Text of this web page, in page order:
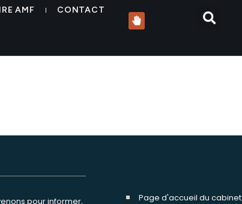
AMF CONTACT
avocats escroquerie
Page d'accueil du cabinet